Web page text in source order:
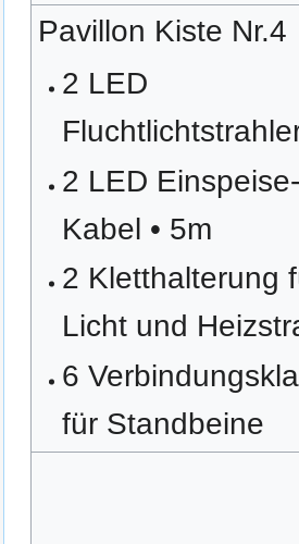
Pavillon Kiste Nr.4
2 LED
2 LED Einspeise-
Kabel • 5m
2 Kletthalterung
Licht und
6
für Standbeine